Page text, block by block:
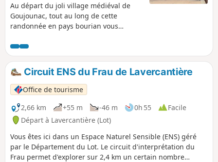
Au départ du joli village médiéval de
Goujounac, tout au long de cette
randonnée en pays bourian vous
gariottes/cazelles, sources, puits, lavoir,
fontaine. Un territoire vallonné et boisé
de pins, de châtaigniers, de chênes.
Vous découvrirez les deux hameaux de
Touron et Fargou), témoins d'une riche
histoire paysanne. La ferme en activité
du Touron propose à la vente des
produits locaux autour du canard. Pour
clôturer votre randonnée, vous pourrez
vous désaltérer au bar de l'hostellerie
sur la place du village.
Circuit ENS du Frau de Lavercantière
Office de tourisme
2,66 km
+55 m -46 m 0h 55
Facile
Départ à Lavercantière (Lot)
Vous êtes ici dans un Espace Naturel Sensible (ENS) géré
par le Département du Lot. Le circuit d'interprétation du
Frau permet d'explorer sur 2,4 km un certain nombre